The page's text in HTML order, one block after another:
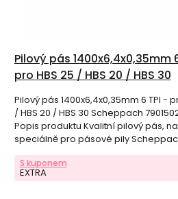
Pilový pás 1400x6,4x0,35mm
pro HBS 25 / HBS 20 / HBS 30
Pilový pás 1400x6,4x0,35mm 6 TPI -
/ HBS 20 / HBS 30 Scheppach
Popis produktu Kvalitní pilový pás,
speciálně pro pásové pily
HBS 25 a HBS 30.
S kuponem
EXTRA